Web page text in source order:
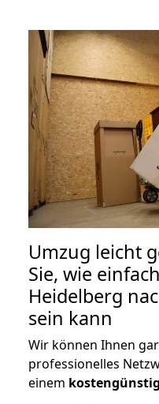
Umzug leicht
Sie, wie
Heidelberg
sein kann
Wir können Ihnen
professionelles
einem